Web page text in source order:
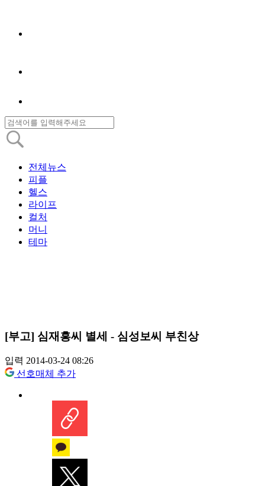
전체뉴스
피플
헬스
라이프
컬처
머니
테마
[부고] 심재흥씨 별세 - 심성보씨 부친상
입력 2014-03-24 08:26
선호매체 추가